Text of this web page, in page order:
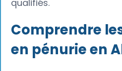
qualifiés.
Comprendre
en pénurie en